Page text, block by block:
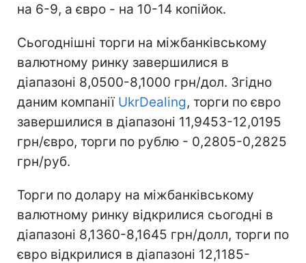
на 6-9, а євро - на 10-14 копійок.
Сьогоднішні торги на міжбанківському
валютному ринку завершилися в
діапазоні 8,0500-8,1000 грн/дол. Згідно
даним компанії UkrDealing, торги по євро
завершилися в діапазоні 11,9453-12,0195
грн/євро, торги по рублю - 0,2805-0,2825
грн/руб.
Торги по долару на міжбанківському
валютному ринку відкрилися сьогодні в
діапазоні 8,1360-8,1645 грн/долл, торги по
євро відкрилися в діапазоні 12,1185-